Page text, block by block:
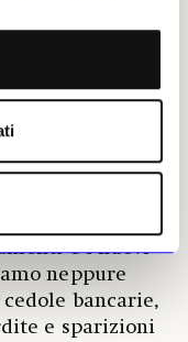
si possono
le
sulle
si devono
guai a chi
come
e i nuovi
neppure
bancarie,
e sparizioni